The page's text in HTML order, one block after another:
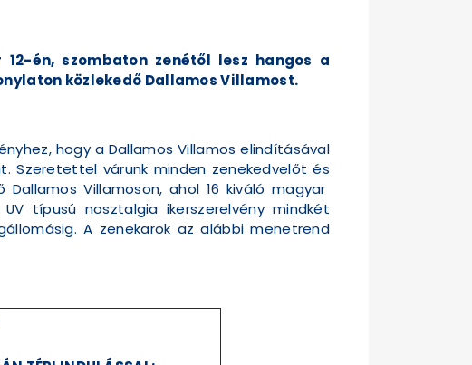
én, szombaton zenétől lesz hangos a
közlekedő Dallamos Villamost.
hogy a Dallamos Villamos elindításával
Szeretettel várunk minden zenekedvelőt és
Villamoson, ahol 16 kiváló magyar
típusú nosztalgia ikerszerelvény mindkét
A zenekarok az alábbi menetrend